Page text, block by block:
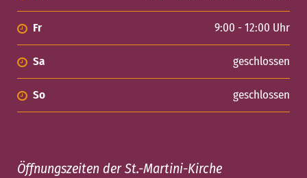
Fr 9:00 - 12:00 Uhr
Sa geschlossen
So geschlossen
Öffnungszeiten der St.-Martini-Kirche